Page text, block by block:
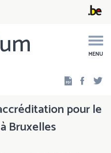
MENU
pour le
Bruxelles